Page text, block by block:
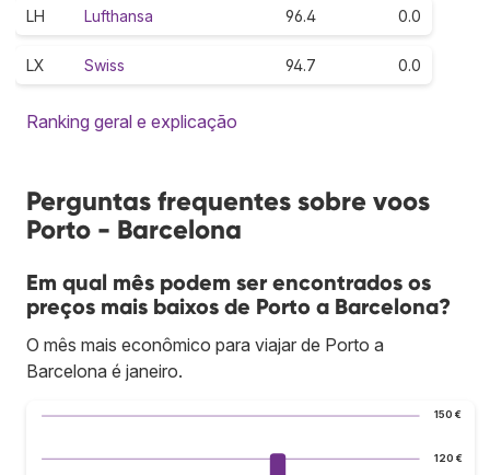
LH Lufthansa 96.4 0.0
LX Swiss 94.7 0.0
Ranking geral e explicação
Perguntas frequentes sobre voos
Porto - Barcelona
Em qual mês podem ser encontrados os
preços mais baixos de Porto a Barcelona?
O mês mais econômico para viajar de Porto a
Barcelona é janeiro.
120 €
150 €